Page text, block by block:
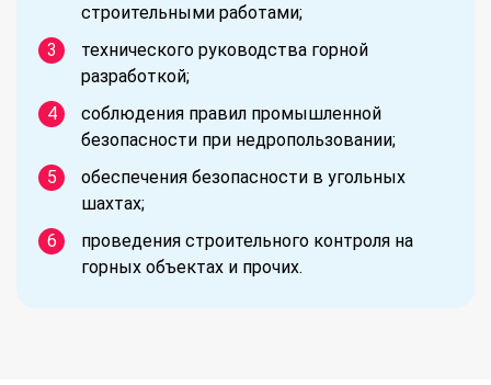
строительными работами;
технического руководства горной
разработкой;
соблюдения правил промышленной
безопасности при недропользовании;
обеспечения безопасности в угольных
шахтах;
проведения строительного контроля на
горных объектах и прочих.